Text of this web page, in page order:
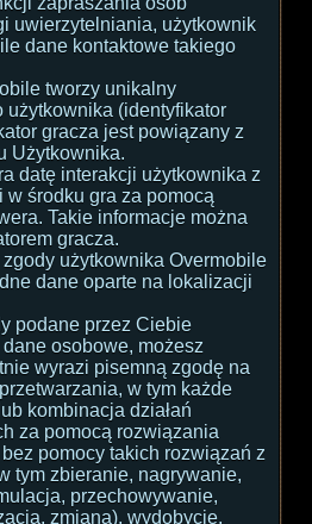
uwierzytelniania, użytkownik
dane kontaktowe takiego
tworzy unikalny
użytkownika (identyfikator
gracza jest powiązany z
Użytkownika.
datę interakcji użytkownika z
środku gra za pomocą
Takie informacje można
gracza.
użytkownika Overmobile
dane oparte na lokalizacji
podane przez Ciebie
osobowe, możesz
wyrazi pisemną zgodę na
w tym każde
kombinacja działań
za pomocą rozwiązania
pomocy takich rozwiązań z
tym zbieranie, nagrywanie,
przechowywanie,
zmiana), wydobycie,